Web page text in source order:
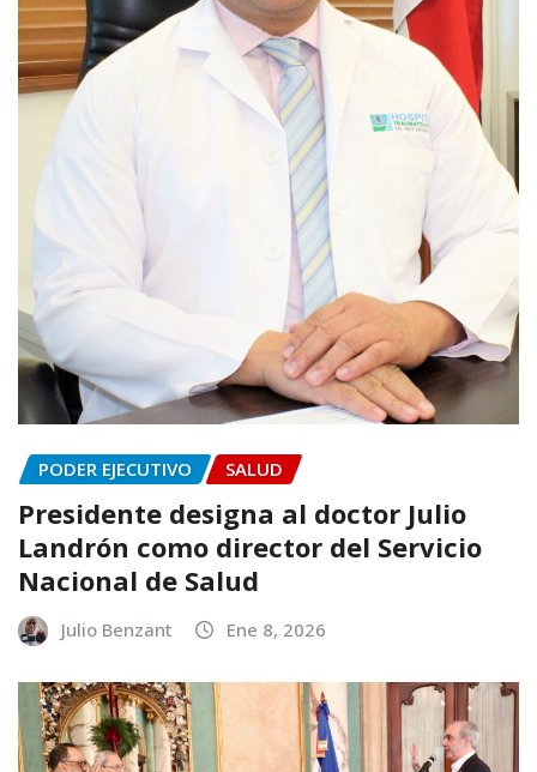
PODER EJECUTIVO SALUD
Presidente designa al doctor Julio
Landrón como director del Servicio
Nacional de Salud
Julio Benzant Ene 8, 2026